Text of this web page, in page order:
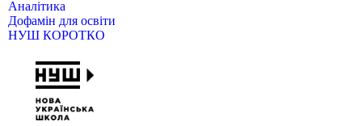
Аналітика
Дофамін для освіти
НУШ КОРОТКО